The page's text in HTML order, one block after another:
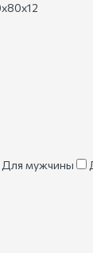
Для мужчины